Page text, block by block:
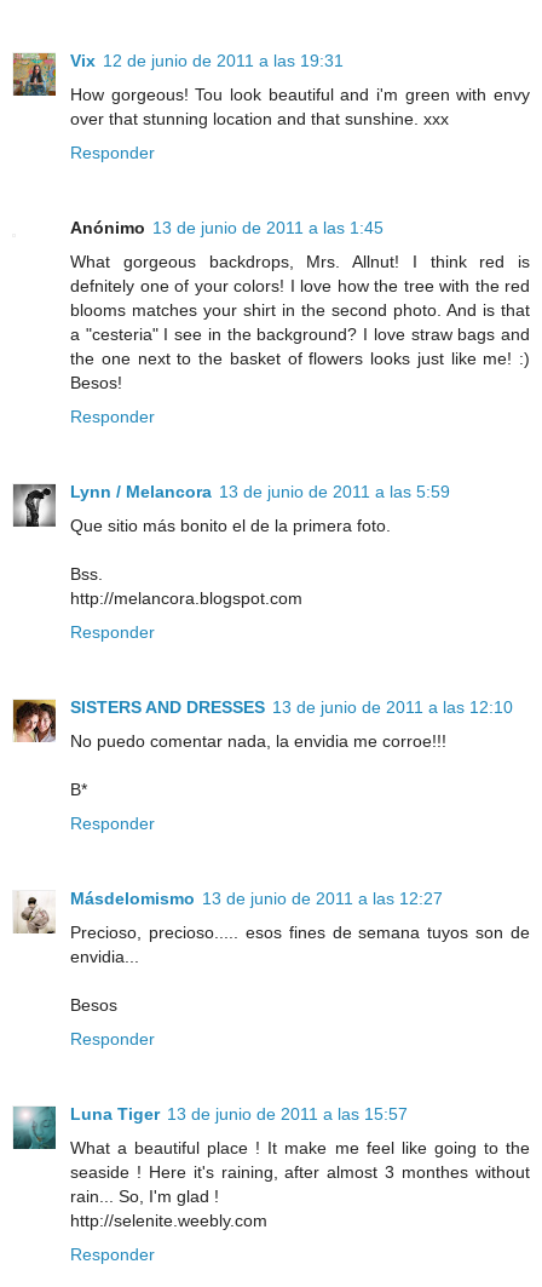
Vix 12 de junio de 2011 a las 19:31
How gorgeous! Tou look beautiful and i'm green with envy
over that stunning location and that sunshine. xxx
Responder
Anónimo 13 de junio de 2011 a las 1:45
What gorgeous backdrops, Mrs. Allnut! I think red is
defnitely one of your colors! I love how the tree with the red
blooms matches your shirt in the second photo. And is that
a "cesteria" I see in the background? I love straw bags and
the one next to the basket of flowers looks just like me! :)
Besos!
Responder
Lynn / Melancora 13 de junio de 2011 a las 5:59
Que sitio más bonito el de la primera foto.
Bss.
http://melancora.blogspot.com
Responder
SISTERS AND DRESSES 13 de junio de 2011 a las 12:10
No puedo comentar nada, la envidia me corroe!!!
B*
Responder
Másdelomismo 13 de junio de 2011 a las 12:27
Precioso, precioso..... esos fines de semana tuyos son de
envidia...
Besos
Responder
Luna Tiger 13 de junio de 2011 a las 15:57
What a beautiful place ! It make me feel like going to the
seaside ! Here it's raining, after almost 3 monthes without
rain... So, I'm glad !
http://selenite.weebly.com
Responder